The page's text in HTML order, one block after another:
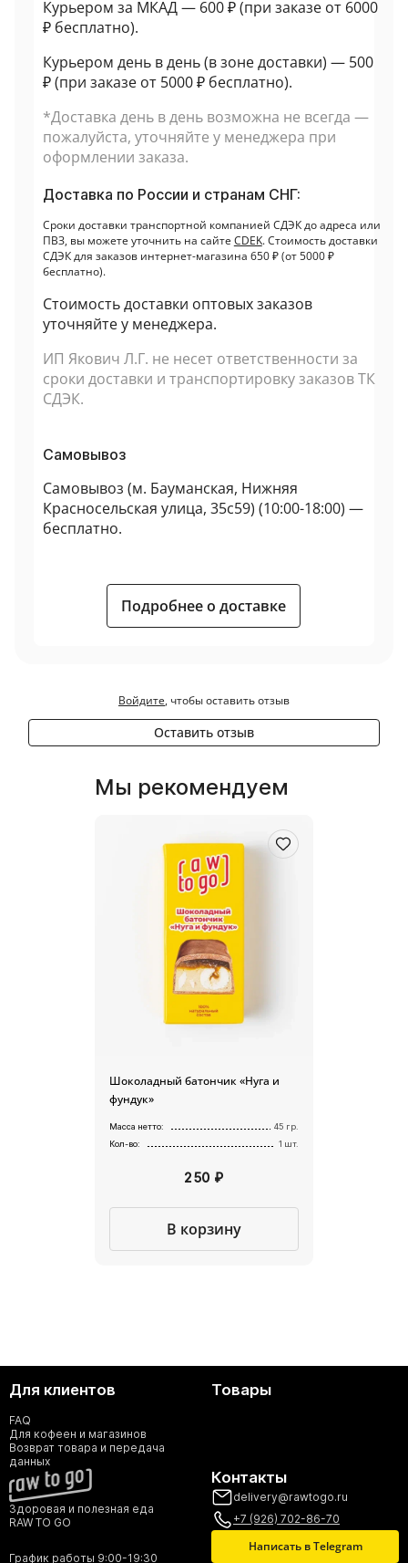
Курьером за МКАД — 600 ₽ (при заказе от 6000
₽ бесплатно).
Курьером день в день (в зоне доставки) — 500
₽ (при заказе от 5000 ₽ бесплатно).
*Доставка день в день возможна не всегда —
пожалуйста, уточняйте у менеджера при
оформлении заказа.
Доставка по России и странам СНГ:
Сроки доставки транспортной компанией СДЭК до адреса или
ПВЗ, вы можете уточнить на сайте CDEK. Стоимость доставки
СДЭК для заказов интернет-магазина 650 ₽ (от 5000 ₽
бесплатно).
Стоимость доставки оптовых заказов
уточняйте у менеджера.
ИП Якович Л.Г. не несет ответственности за
сроки доставки и транспортировку заказов ТК
СДЭК.
Самовывоз
Самовывоз (м. Бауманская, Нижняя
Красносельская улица, 35с59) (10:00-18:00) —
бесплатно.
Подробнее о доставке
Войдите, чтобы оставить отзыв
Оставить отзыв
Мы рекомендуем
Шоколадный батончик «Нуга и
фундук»
Масса нетто:
45 гр.
Кол-во:
1 шт.
250 ₽
В корзину
Для клиентов
FAQ
Для кофеен и магазинов
Возврат товара и передача
данных
Товары
Здоровая и полезная еда
RAW TO GO
График работы 9:00-19:30
Контакты
delivery@rawtogo.ru
+7 (926) 702-86-70
Написать в Telegram